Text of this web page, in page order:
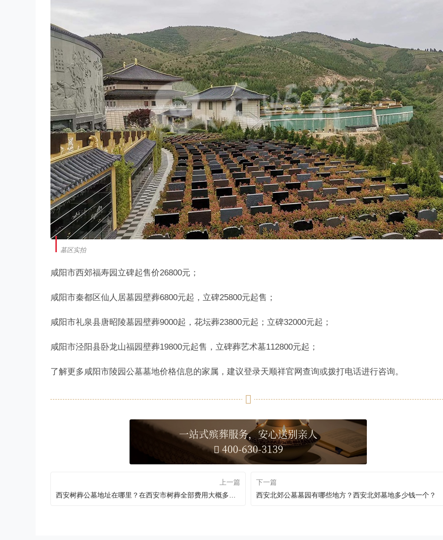
墓区实拍
咸阳市西郊福寿园立碑起售价26800元；
咸阳市秦都区仙人居墓园壁葬6800元起，立碑25800元起售；
咸阳市礼泉县唐昭陵墓园壁葬9000起，花坛葬23800元起；立碑32000元起；
咸阳市泾阳县卧龙山福园壁葬19800元起售，立碑葬艺术墓112800元起；
了解更多咸阳市陵园公墓墓地价格信息的家属，建议登录天顺祥官网查询或拨打电话进行咨询。
一站式殡葬服务，安心送别亲人
400-630-3139
上一篇
下一篇
西安北郊公墓墓园有哪些地方？西安北郊墓地多少钱一个？